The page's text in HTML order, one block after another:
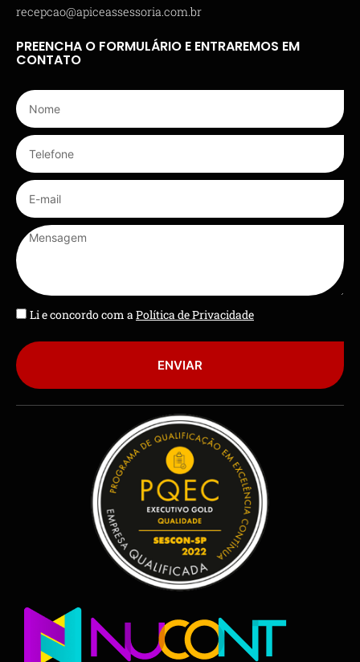
recepcao@apiceassessoria.com.br
PREENCHA O FORMULÁRIO E ENTRAREMOS EM
CONTATO
Li e concordo com aPolítica de Privacidade
ENVIAR